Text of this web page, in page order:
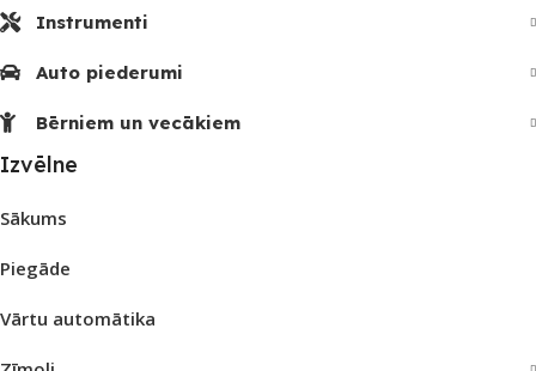
Instrumenti
Auto piederumi
Bērniem un vecākiem
Izvēlne
Sākums
Piegāde
Vārtu automātika